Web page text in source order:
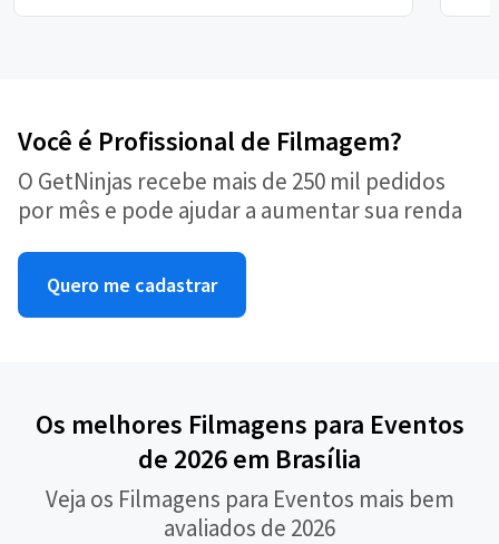
Você é Profissional de Filmagem?
O GetNinjas recebe mais de 250 mil pedidos
por mês e pode ajudar a aumentar sua renda
Quero me cadastrar
Os melhores Filmagens para Eventos
de 2026 em Brasília
Veja os Filmagens para Eventos mais bem
avaliados de 2026